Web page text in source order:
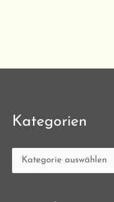
Kategorien
Kategorien